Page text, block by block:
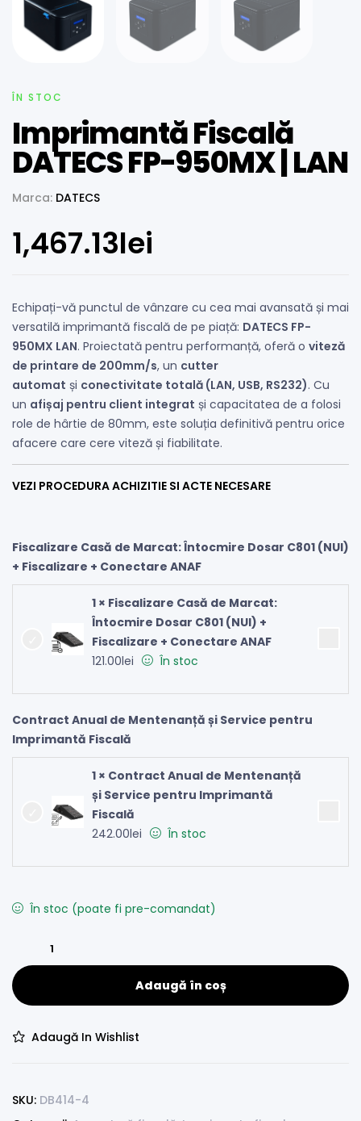
ÎN STOC
Imprimantă Fiscală
DATECS FP-950MX | LAN
Marca: DATECS
1,467.13lei
Echipați-vă punctul de vânzare cu cea mai avansată și mai
versatilă imprimantă fiscală de pe piață: DATECS FP-
950MX LAN. Proiectată pentru performanță, oferă o viteză
de printare de 200mm/s, un cutter
automat și conectivitate totală (LAN, USB, RS232). Cu
un afișaj pentru client integrat și capacitatea de a folosi
role de hârtie de 80mm, este soluția definitivă pentru orice
afacere care cere viteză și fiabilitate.
VEZI PROCEDURA ACHIZITIE SI ACTE NECESARE
Fiscalizare Casă de Marcat: Întocmire Dosar C801 (NUI)
+ Fiscalizare + Conectare ANAF
1 × Fiscalizare Casă de Marcat:
Întocmire Dosar C801 (NUI) +
Fiscalizare + Conectare ANAF
121.00lei În stoc
Contract Anual de Mentenanță și Service pentru
Imprimantă Fiscală
1 × Contract Anual de Mentenanță
și Service pentru Imprimantă
Fiscală
242.00lei În stoc
În stoc (poate fi pre-comandat)
Adaugă în coș
Adaugă In Wishlist
SKU: DB414-4